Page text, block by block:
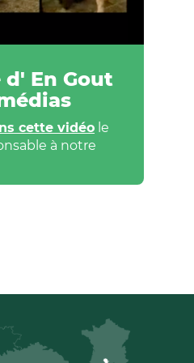
d' En Gout
cette vidéo le
à notre